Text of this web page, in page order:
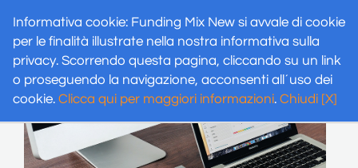
Informativa cookie: Funding Mix New si avvale di cookie
per le finalità illustrate nella nostra informativa sulla
privacy. Scorrendo questa pagina, cliccando su un link
o proseguendo la navigazione, acconsenti all´uso dei
cookie. Clicca qui per maggiori informazioni. Chiudi [X]
Proponi un progetto